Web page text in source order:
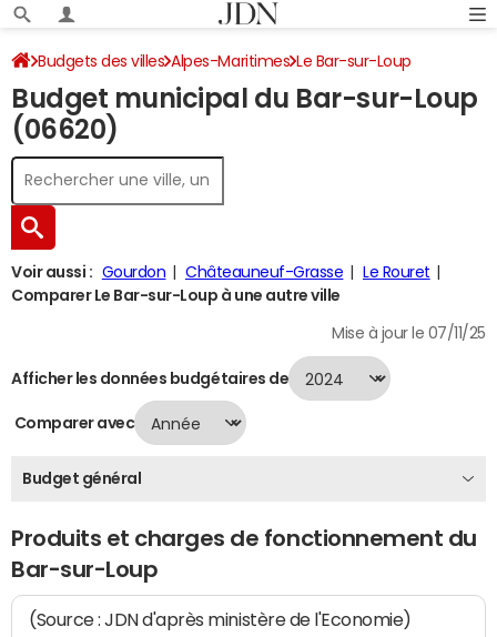
Budgets des villes Alpes-Maritimes Le Bar-sur-Loup
Budget 2024
Budget municipal du Bar-sur-Loup
(06620)
Voir aussi : Gourdon Châteauneuf-Grasse
Le Rouret
Comparer Le Bar-sur-Loup à une autre ville
Mise à jour le 07/11/25
Afficher les données budgétaires de
Comparer avec
Budget général
Produits et charges de fonctionnement du
Bar-sur-Loup
(Source : JDN d'après ministère de l'Economie)